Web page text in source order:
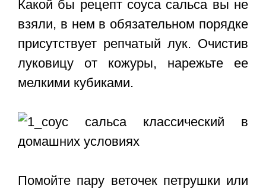
Какой бы рецепт соуса сальса вы не
взяли, в нем в обязательном порядке
присутствует репчатый лук. Очистив
луковицу от кожуры, нарежьте ее
мелкими кубиками.
Помойте пару веточек петрушки или